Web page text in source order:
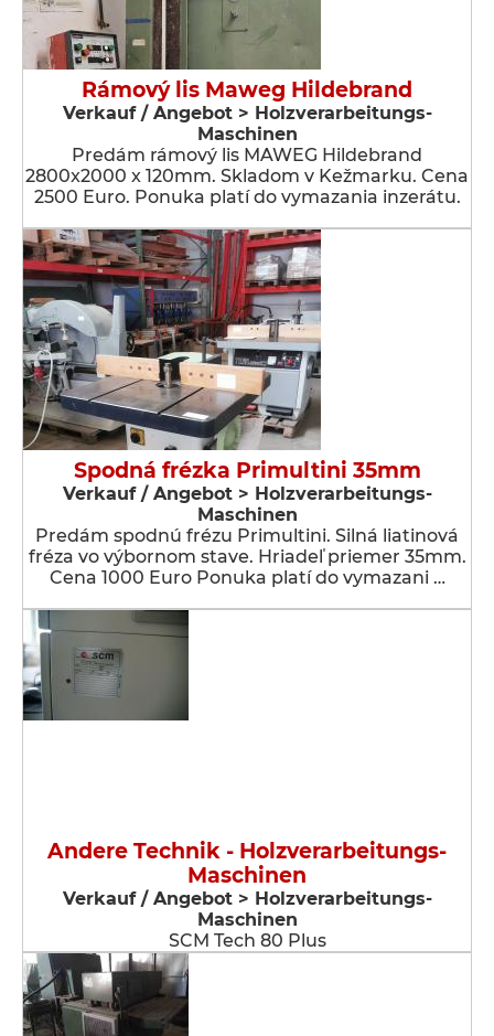
Rámový lis Maweg Hildebrand
Verkauf / Angebot > Holzverarbeitungs-
Maschinen
Predám rámový lis MAWEG Hildebrand
2800x2000 x 120mm. Skladom v Kežmarku. Cena
2500 Euro. Ponuka platí do vymazania inzerátu.
Spodná frézka Primultini 35mm
Verkauf / Angebot > Holzverarbeitungs-
Maschinen
Predám spodnú frézu Primultini. Silná liatinová
fréza vo výbornom stave. Hriadeľ priemer 35mm.
Cena 1000 Euro Ponuka platí do vymazani …
Andere Technik - Holzverarbeitungs-
Maschinen
Verkauf / Angebot > Holzverarbeitungs-
Maschinen
SCM Tech 80 Plus